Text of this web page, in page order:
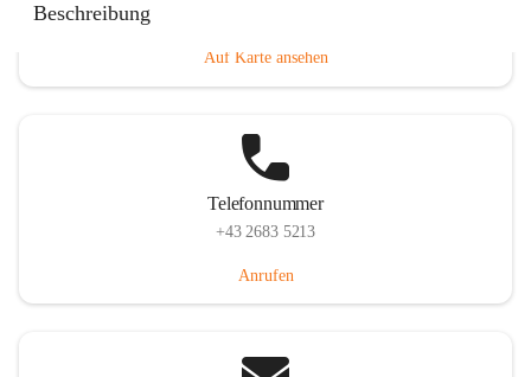
Beschreibung
Auf Karte ansehen
Telefonnummer
+43 2683 5213
Anrufen